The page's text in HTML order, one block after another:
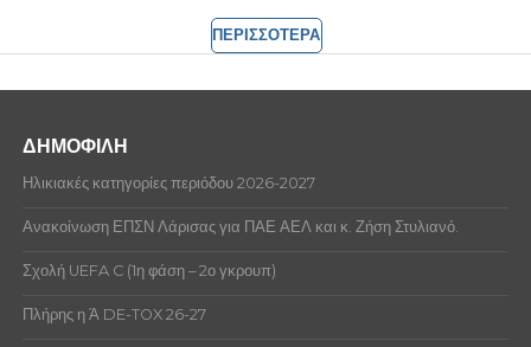
ΠΕΡΙΣΣΟΤΕΡΑ
ΔΗΜΟΦΙΛΗ
Ηλικιακές κατηγορίες περιόδου 2026-2027
Ανακοίνωση ΕΠΣΝ Λάρισας για ΠΑΕ ΑΕΛ και κ. Ζήση Στυλιανό.
Σχολή UEFA C (1η φάση – 2ο γκρουπ)
Πλήρης η Ά DE-TOX 26-27